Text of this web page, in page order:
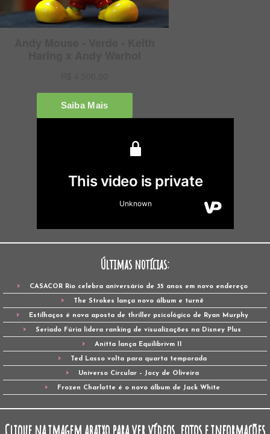
Últimas notícias:
CASACOR Rio celebra aniversário de 35 anos em novo endereço
The Strokes lança novo álbum e turnê
Estilhaços é nova aposta de thriller psicológico de Ryan Murphy
Seriado Fúria lidera ranking de visualizações na Disney Plus
Anitta lança Equilibrivm II
Ted Lasso volta para quarta temporada
Universo Circular – Jocy de Oliveira
Frozen Charlotte é o novo álbum de Jack White
Clique na imagem abaixo para ver vídeos, fotos e informações